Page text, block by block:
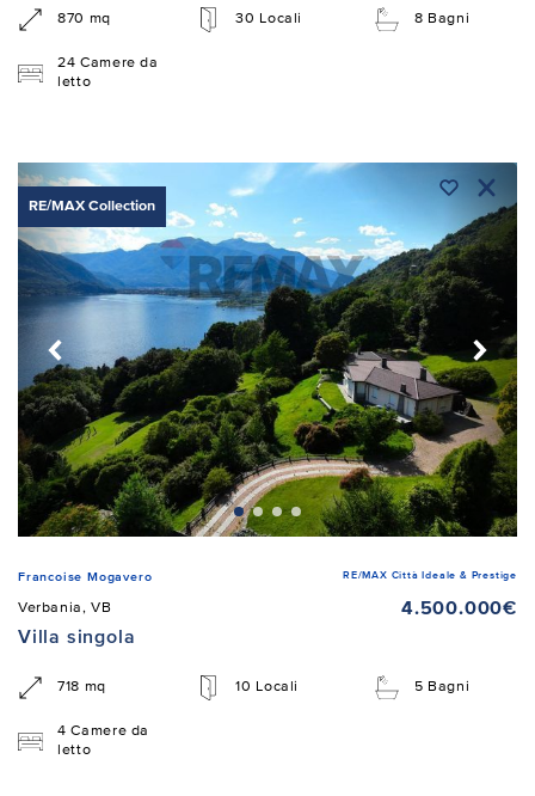
870 mq 30 Locali 8 Bagni
24 Camere da
letto
RE/MAX Collection
Francoise Mogavero RE/MAX Città Ideale & Prestige
Verbania, VB
4.500.000€
Villa singola
718 mq 10 Locali 5 Bagni
4 Camere da
letto